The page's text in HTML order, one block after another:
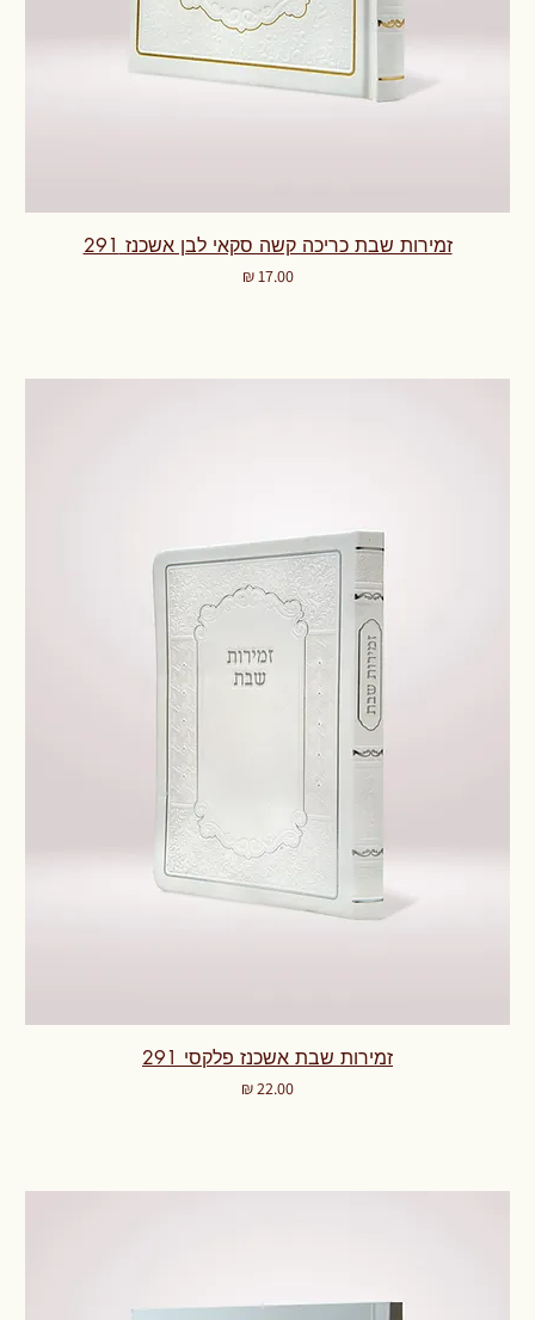
זמירות שבת כריכה קשה סקאי לבן אשכנז 291
מחיר‏17.00 ‏₪
זמירות שבת אשכנז פלקסי 291
מחיר